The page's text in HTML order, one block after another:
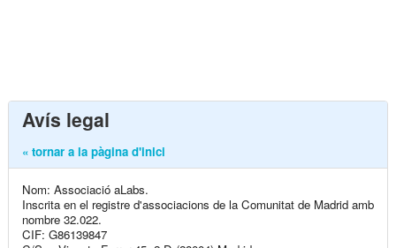
Avís legal
« tornar a la pàgina d'inici
Nom: Associació aLabs.
Inscrita en el registre d'associacions de la Comunitat de Madrid amb
nombre 32.022.
CIF: G86139847